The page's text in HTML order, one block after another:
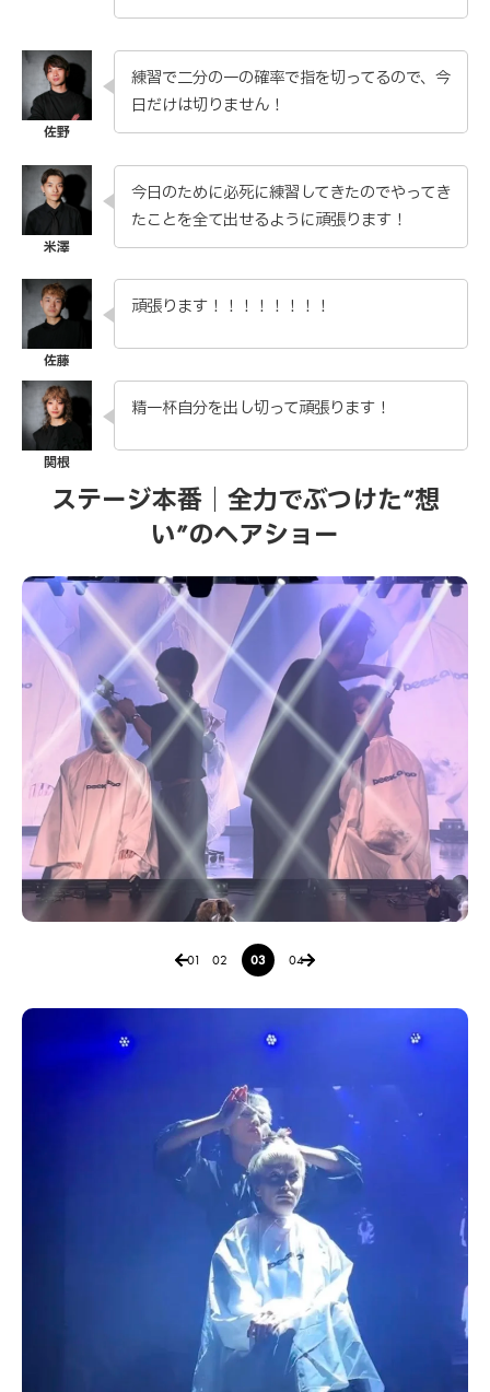
練習で二分の一の確率で指を切ってるので、今
日だけは切りません！
今日のために必死に練習してきたのでやってき
たことを全て出せるように頑張ります！
頑張ります！！！！！！！！
精一杯自分を出し切って頑張ります！
ステージ本番｜全力でぶつけた“想
い”のヘアショー
01 02 03 04